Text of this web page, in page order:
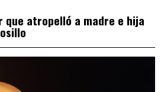
que atropelló a madre e hija